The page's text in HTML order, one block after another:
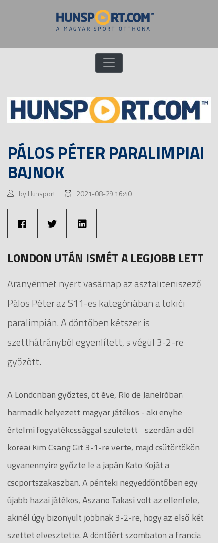
PÁLOS PÉTER PARALIMPIAI
BAJNOK
by Hunsport 2021-08-29 16:40
LONDON UTÁN ISMÉT A LEGJOBB LETT
Aranyérmet nyert vasárnap az asztaliteniszező
Pálos Péter az S11-es kategóriában a tokiói
paralimpián. A döntőben kétszer is
szetthátrányból egyenlített, s végül 3-2-re
győzött.
A Londonban győztes, öt éve, Rio de Janeiróban
harmadik helyezett magyar játékos - aki enyhe
értelmi fogyatékossággal született - szerdán a dél-
koreai Kim Csang Git 3-1-re verte, majd csütörtökön
ugyanennyire győzte le a japán Kato Koját a
csoportszakaszban. A pénteki negyeddöntőben egy
újabb hazai játékos, Aszano Takasi volt az ellenfele,
akinél úgy bizonyult jobbnak 3-2-re, hogy az első két
szettet elvesztette. A döntőért szombaton a francia